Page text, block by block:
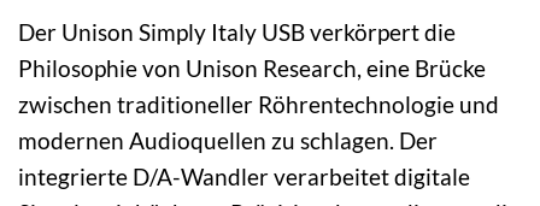
Der Unison Simply Italy USB verkörpert die
Philosophie von Unison Research, eine Brücke
zwischen traditioneller Röhrentechnologie und
modernen Audioquellen zu schlagen. Der
integrierte D/A-Wandler verarbeitet digitale